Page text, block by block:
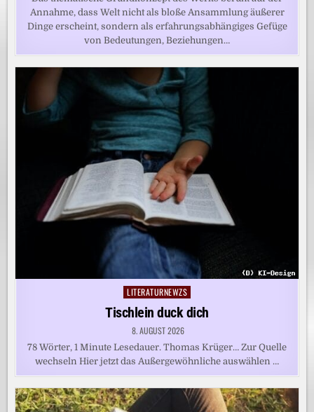
Annahme, dass Welt nicht als bloße Ansammlung äußerer
Dinge erscheint, sondern als erfahrungsabhängiges Gefüge
von Bedeutungen, Beziehungen…
Posted
in
LITERATURNEWZS
Tischlein duck dich
8. AUGUST 2026
78 Wörter, 1 Minute Lesedauer. Thomas Krüger… Zur Quelle
wechseln Hier jetzt das Außergewöhnliche auswählen …